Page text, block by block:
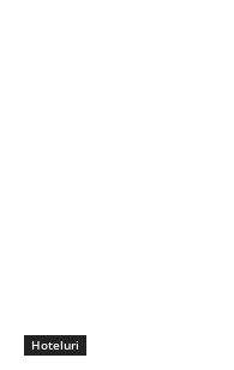
Hoteluri